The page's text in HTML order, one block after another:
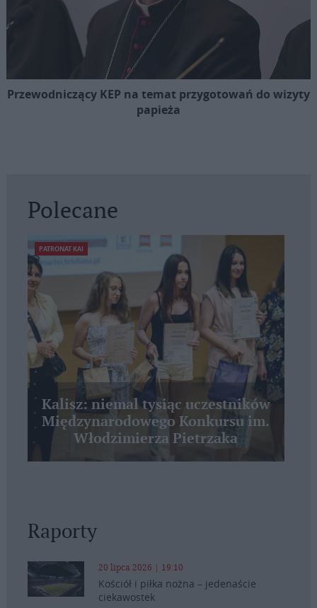
Przewodniczący KEP na temat przygotowań do wizyty
papieża
Polecane
PATRONAT KAI
Kalisz: niemal tysiąc uczestników
Międzynarodowego Konkursu im.
Włodzimierza Pietrzaka
Raporty
20 lipca 2026 | 19:10
Kościół i piłka nożna – jedenaście
ciekawostek